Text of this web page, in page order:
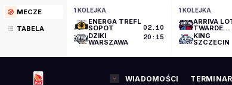
MECZE
TABELA
1 KOLEJKA
ENERGA TREFL
SOPOT
DZIKI
WARSZAWA
02.10
20:15
1 KOLEJKA
ARRIVA
TWARDE
PIERNIKI
TORUŃ
KING
SZCZECIN
WIADOMOŚCI